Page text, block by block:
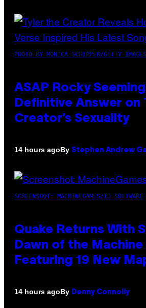
PHOTO BY MONICA SCHIPPER/GETTY IMAGES
ASAP Rocky
Definitive Answer on
Creator’s Sexuality
14 hours agoBy Stephen Andrew
SCREENSHOT: MACHINEGAMES/ID SOFTWARE
Quake Returns With
Dawn of the
Featuring 19 New
14 hours agoBy Denny Connolly